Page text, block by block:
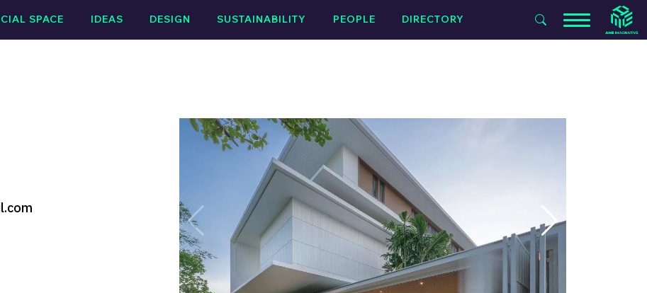
SPACE IDEAS DESIGN SUSTAINABILITY PEOPLE DIRECTORY